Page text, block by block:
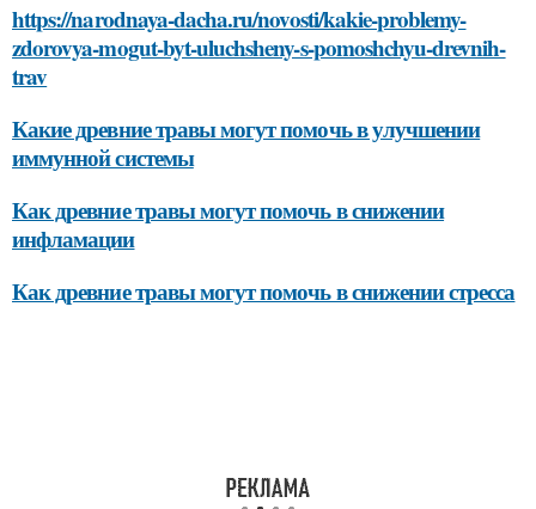
https://narodnaya-dacha.ru/novosti/kakie-problemy-
zdorovya-mogut-byt-uluchsheny-s-pomoshchyu-drevnih-
trav
Какие древние травы могут помочь в улучшении
иммунной системы
Как древние травы могут помочь в снижении
инфламации
Как древние травы могут помочь в снижении стресса